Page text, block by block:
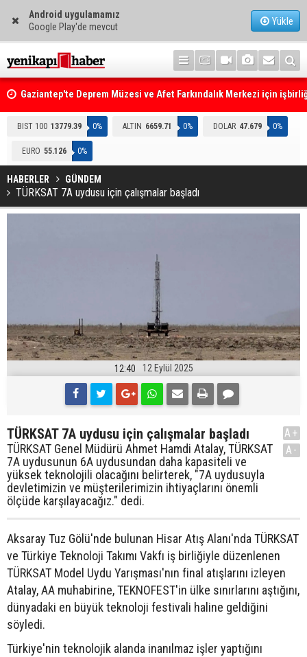
Android uygulamamız
Google Play'de mevcut
Yükle
protokolü imzalandı
Resmi Gazete'de Bugün
BIST 100 13779.39 0% ALTIN 6659.71 0% DOLAR 47.679 0%
EURO 55.126 0%
HABERLER GÜNDEM
TÜRKSAT 7A uydusu için çalışmalar başladı
12:40 12 Eylül 2025
TÜRKSAT 7A uydusu için çalışmalar başladı
TÜRKSAT Genel Müdürü Ahmet Hamdi Atalay, TÜRKSAT
7A uydusunun 6A uydusundan daha kapasiteli ve
yüksek teknolojili olacağını belirterek, "7A uydusuyla
devletimizin ve müşterilerimizin ihtiyaçlarını önemli
ölçüde karşılayacağız." dedi.
A+
A-
Aksaray Tuz Gölü'nde bulunan Hisar Atış Alanı'nda TÜRKSAT
ve Türkiye Teknoloji Takımı Vakfı iş birliğiyle düzenlenen
TÜRKSAT Model Uydu Yarışması'nın final atışlarını izleyen
Atalay, AA muhabirine, TEKNOFEST'in ülke sınırlarını aştığını,
dünyadaki en büyük teknoloji festivali haline geldiğini
söyledi.
Türkiye'nin teknolojik alanda inanılmaz işler yaptığını